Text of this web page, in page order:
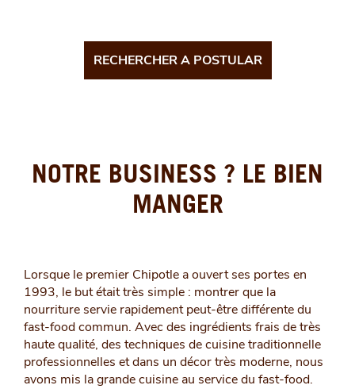
RECHERCHER A POSTULAR
NOTRE BUSINESS ? LE BIEN
MANGER
Lorsque le premier Chipotle a ouvert ses portes en
1993, le but était très simple : montrer que la
nourriture servie rapidement peut-être différente du
fast-food commun. Avec des ingrédients frais de très
haute qualité, des techniques de cuisine traditionnelle
professionnelles et dans un décor très moderne, nous
avons mis la grande cuisine au service du fast-food.